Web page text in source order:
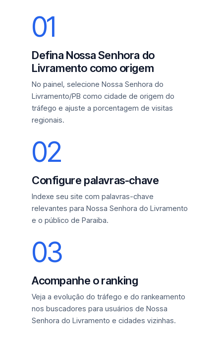
01
Defina Nossa Senhora do
Livramento como origem
No painel, selecione Nossa Senhora do
Livramento/PB como cidade de origem do
tráfego e ajuste a porcentagem de visitas
regionais.
02
Configure palavras-chave
Indexe seu site com palavras-chave
relevantes para Nossa Senhora do Livramento
e o público de Paraiba.
03
Acompanhe o ranking
Veja a evolução do tráfego e do rankeamento
nos buscadores para usuários de Nossa
Senhora do Livramento e cidades vizinhas.